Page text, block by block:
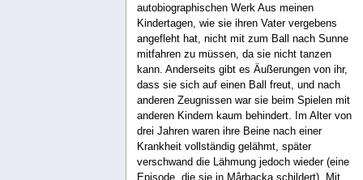
autobiographischen Werk Aus meinen
Kindertagen, wie sie ihren Vater vergebens
angefleht hat, nicht mit zum Ball nach Sunne
mitfahren zu müssen, da sie nicht tanzen
kann. Anderseits gibt es Äußerungen von ihr,
dass sie sich auf einen Ball freut, und nach
anderen Zeugnissen war sie beim Spielen mit
anderen Kindern kaum behindert. Im Alter von
drei Jahren waren ihre Beine nach einer
Krankheit vollständig gelähmt, später
verschwand die Lähmung jedoch wieder (eine